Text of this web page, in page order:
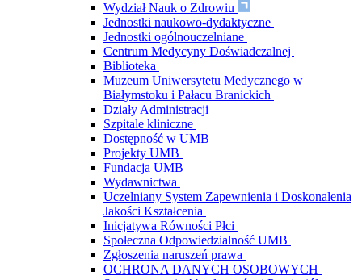
Wydział Nauk o Zdrowiu
Jednostki naukowo-dydaktyczne
Jednostki ogólnouczelniane
Centrum Medycyny Doświadczalnej
Biblioteka
Muzeum Uniwersytetu Medycznego w
Białymstoku i Pałacu Branickich
Działy Administracji
Szpitale kliniczne
Dostępność w UMB
Projekty UMB
Fundacja UMB
Wydawnictwa
Uczelniany System Zapewnienia i Doskonalenia
Jakości Kształcenia
Inicjatywa Równości Płci
Społeczna Odpowiedzialność UMB
Zgłoszenia naruszeń prawa
OCHRONA DANYCH OSOBOWYCH